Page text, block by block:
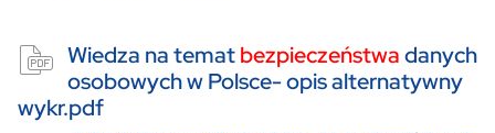
Wiedza na tematbezpieczeństwadanych
osobowych w Polsce- opis alternatywny
wykr.pdf